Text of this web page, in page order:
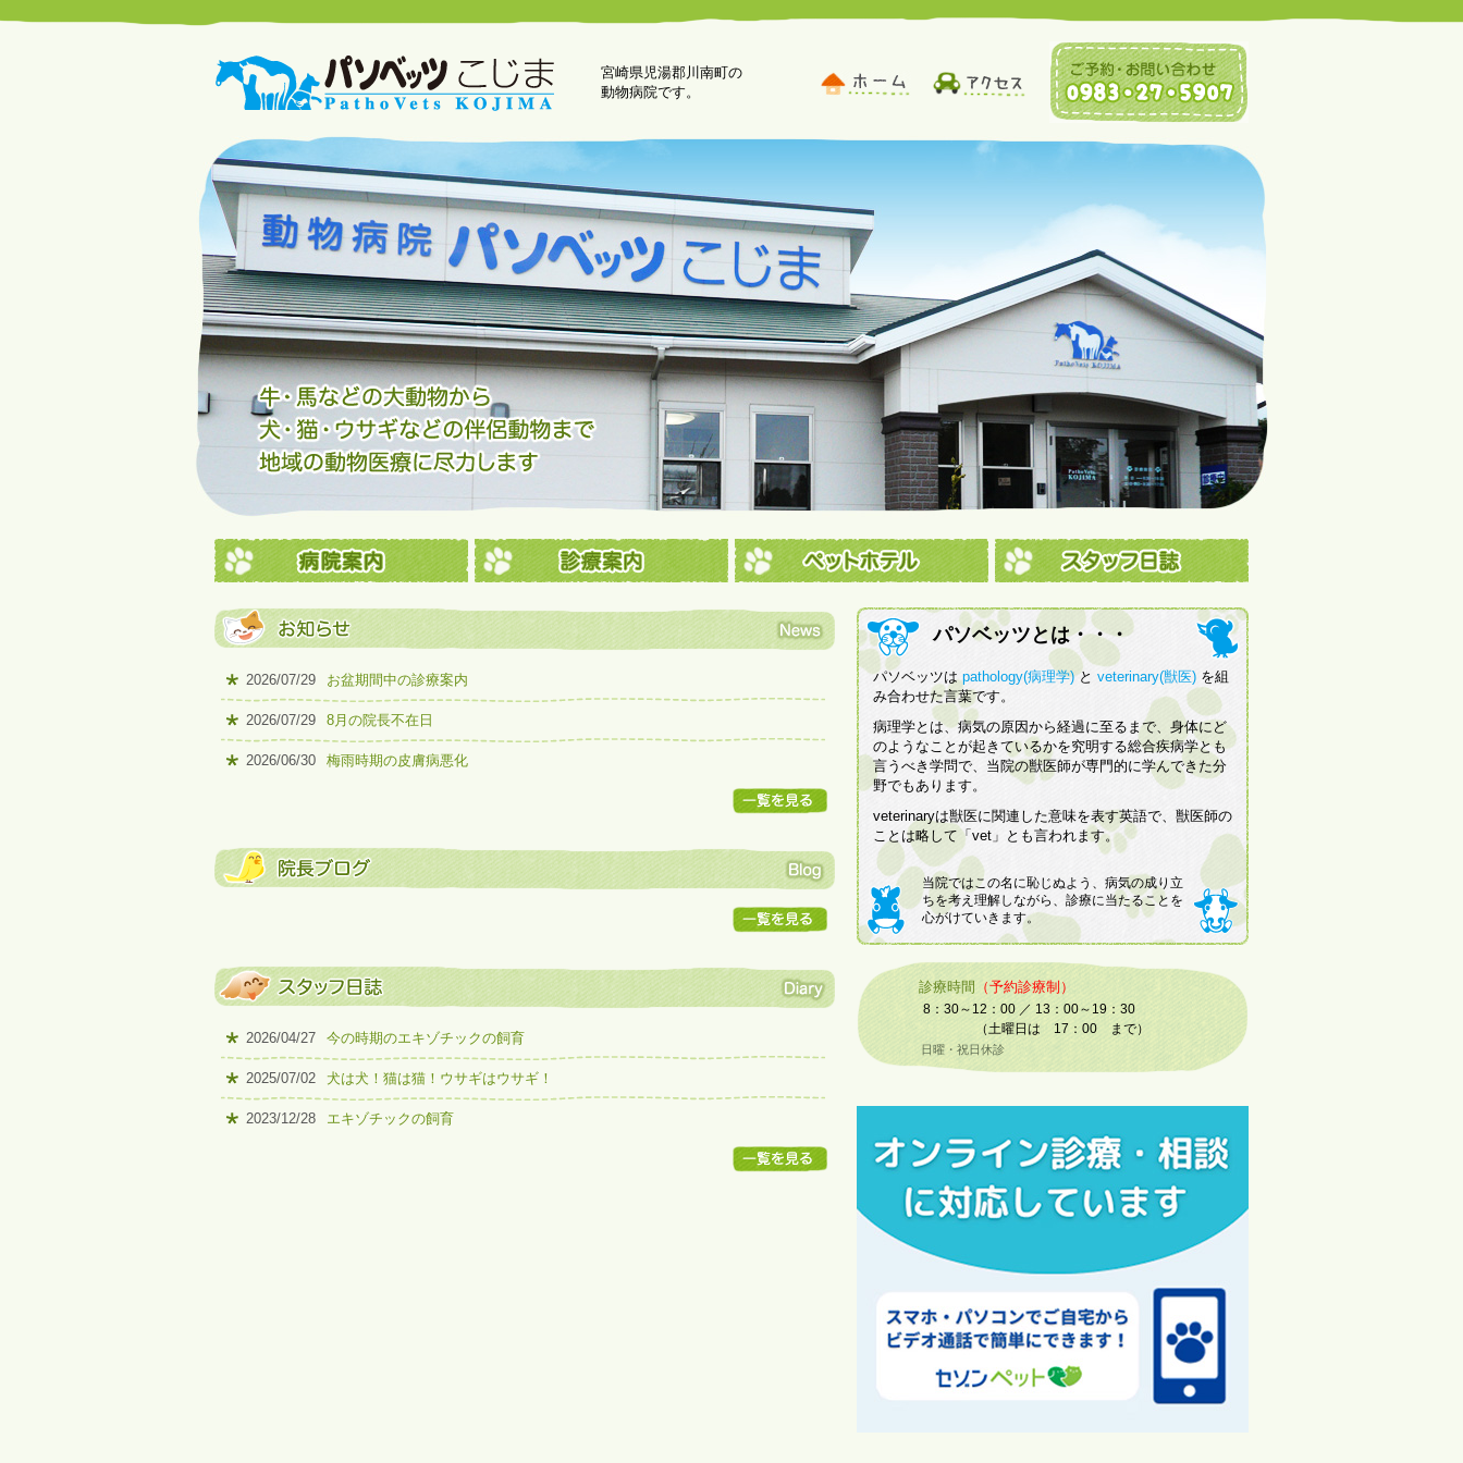
宮崎県児湯郡川南町の
動物病院です。
2026/07/29 お盆期間中の診療案内
2026/07/29 8月の院長不在日
2026/06/30 梅雨時期の皮膚病悪化
2026/04/27 今の時期のエキゾチックの飼育
2025/07/02 犬は犬！猫は猫！ウサギはウサギ！
2023/12/28 エキゾチックの飼育
パソベッツとは・・・
パソベッツはpathology(病理学)と veterinary(獣医) を組
み合わせた言葉です。
病理学とは、病気の原因から経過に至るまで、身体にど
のようなことが起きているかを究明する総合疾病学とも
言うべき学問で、当院の獣医師が専門的に学んできた分
野でもあります。
veterinaryは獣医に関連した意味を表す英語で、獣医師の
ことは略して「vet」とも言われます。
当院ではこの名に恥じぬよう、病気の成り立
ちを考え理解しながら、診療に当たることを
心がけていきます。
診療時間 （予約診療制）
8：30～12：00 ／ 13：00～19：30
（土曜日は 17：00 まで）
日曜・祝日休診